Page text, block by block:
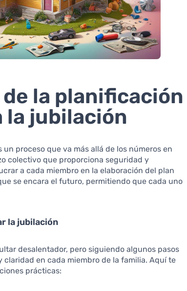
la planificación
la jubilación
proceso que va más allá de los números en
colectivo que proporciona seguridad y
a cada miembro en la elaboración del plan
se encara el futuro, permitiendo que cada uno
la jubilación
desalentador, pero siguiendo algunos pasos
claridad en cada miembro de la familia. Aquí te
prácticas: